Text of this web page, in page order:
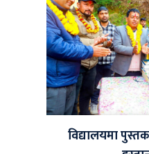
विद्यालयमा